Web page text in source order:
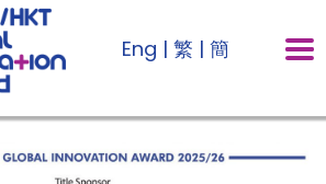
Eng | 繁 | 簡